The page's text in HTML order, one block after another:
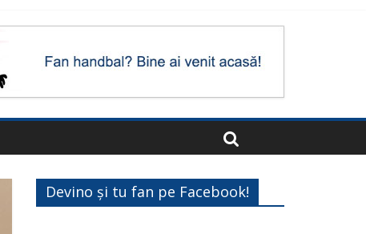
Devino și tu fan pe Facebook!